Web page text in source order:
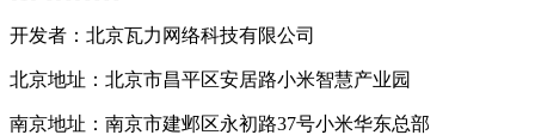
开发者：北京瓦力网络科技有限公司
北京地址：北京市昌平区安居路小米智慧产业园
南京地址：南京市建邺区永初路37号小米华东总部